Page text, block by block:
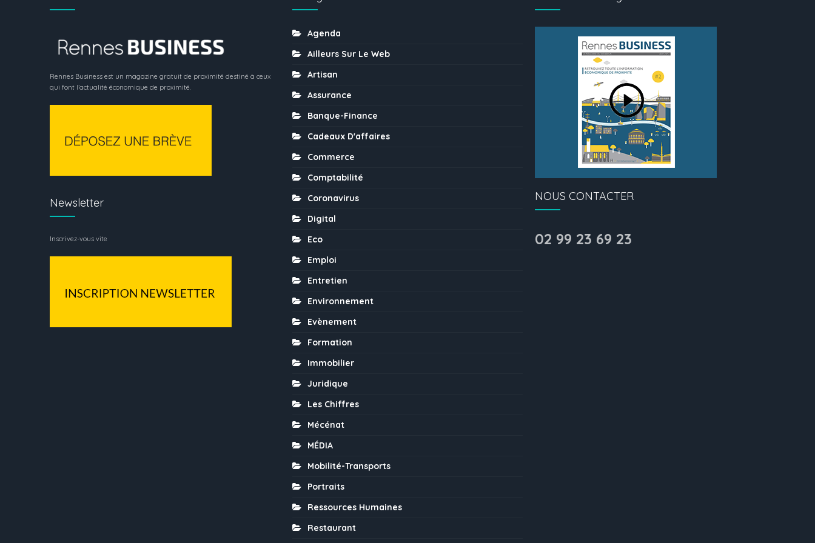
Rennes Business est un magazine gratuit de proximité destiné à ceux
qui font l’actualité économique de proximité.
Newsletter
Inscrivez-vous vite
Agenda
Ailleurs Sur Le Web
Artisan
Assurance
Banque-Finance
Cadeaux D'affaires
Commerce
Comptabilité
Coronavirus
Digital
Eco
Emploi
Entretien
Environnement
Evènement
Formation
Immobilier
Juridique
Les Chiffres
Mécénat
MÉDIA
Mobilité-Transports
Portraits
Ressources Humaines
Restaurant
NOUS CONTACTER
02 99 23 69 23